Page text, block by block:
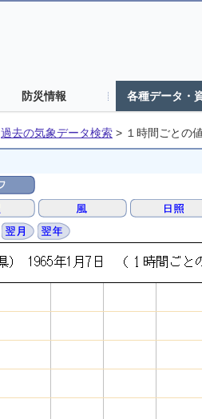
防災情報 各種データ・
過去の気象データ検索 > １時間ごとの